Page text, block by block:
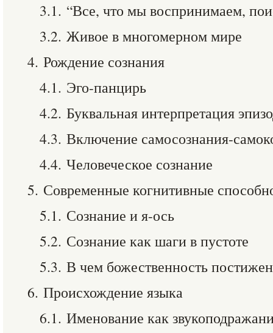
3.1. “Все, что мы воспринимаем,
3.2. Живое в многомерном мире
4. Рождение сознания
4.1. Эго-панцирь
4.2. Буквальная интерпретация
4.3. Включение самосознания-
4.4. Человеческое сознание
5. Современные когнитивные
5.1. Сознание и я-ось
5.2. Сознание как шаги в пустоте
5.3. В чем божественность
6. Происхождение языка
6.1. Именование как